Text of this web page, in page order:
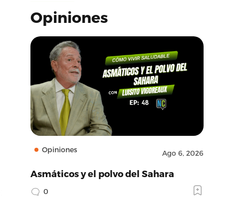
Opiniones
Opiniones Ago 6, 2026
Asmáticos y el polvo del Sahara
0